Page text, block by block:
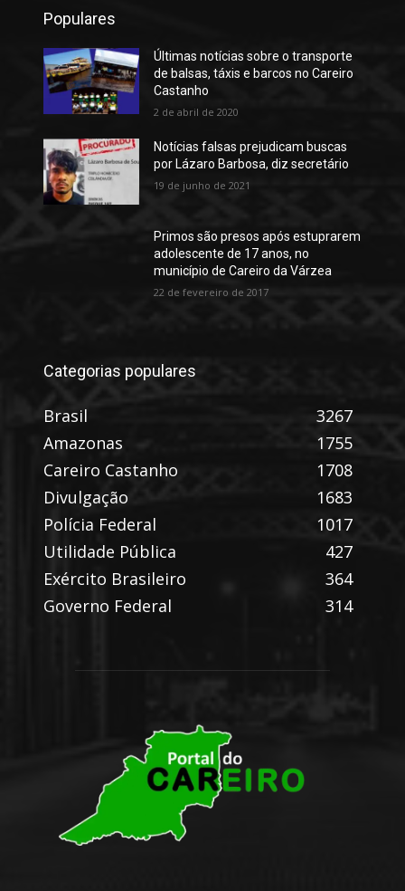
Populares
Últimas notícias sobre o transporte
de balsas, táxis e barcos no Careiro
Castanho
2 de abril de 2020
Notícias falsas prejudicam buscas
por Lázaro Barbosa, diz secretário
19 de junho de 2021
Primos são presos após estuprarem
adolescente de 17 anos, no
município de Careiro da Várzea
22 de fevereiro de 2017
Categorias populares
Brasil
3267
Amazonas
1755
Careiro Castanho
1708
Divulgação
1683
Polícia Federal
1017
Utilidade Pública
427
Exército Brasileiro
364
Governo Federal
314